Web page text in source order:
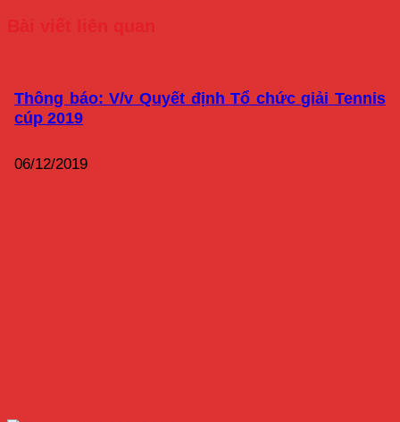
Thông báo: V/v Quyết định Tổ chức giải Tennis
cúp 2019
06/12/2019